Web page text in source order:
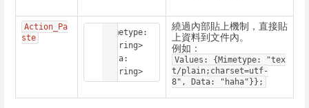
Action_Pa
ste
Mimetype:
<string>
Data:
<string>
繞過內部貼上機制，直接貼
上資料到文件內。
例如：
Values: {Mimetype:
"tex
t/plain;charset=utf-
8",
Data: "haha"}};